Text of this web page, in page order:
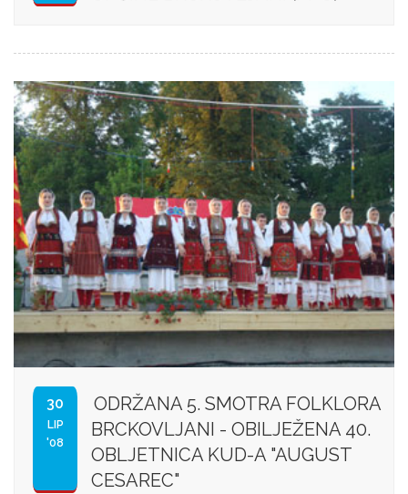
30
LIP
'08
ODRŽANA 5. SMOTRA FOLKLORA
BRCKOVLJANI - OBILJEŽENA 40.
OBLJETNICA KUD-A "AUGUST
CESAREC"